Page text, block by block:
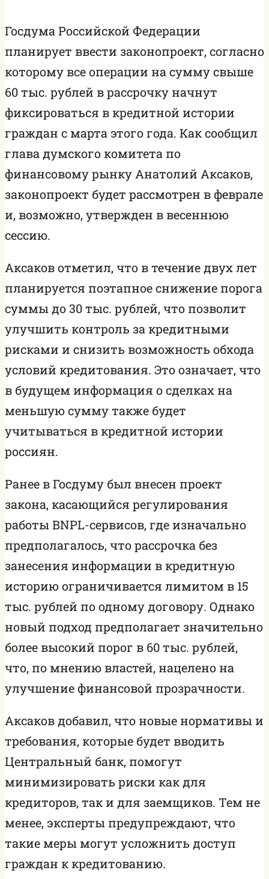
Госдума Российской Федерации
планирует ввести законопроект, согласно
которому все операции на сумму свыше
60 тыс. рублей в рассрочку начнут
фиксироваться в кредитной истории
граждан с марта этого года. Как сообщил
глава думского комитета по
финансовому рынку Анатолий Аксаков,
законопроект будет рассмотрен в феврале
и, возможно, утвержден в весеннюю
сессию.
Аксаков отметил, что в течение двух лет
планируется поэтапное снижение порога
суммы до 30 тыс. рублей, что позволит
улучшить контроль за кредитными
рисками и снизить возможность обхода
условий кредитования. Это означает, что
в будущем информация о сделках на
меньшую сумму также будет
учитываться в кредитной истории
россиян.
Ранее в Госдуму был внесен проект
закона, касающийся регулирования
работы BNPL-сервисов, где изначально
предполагалось, что рассрочка без
занесения информации в кредитную
историю ограничивается лимитом в 15
тыс. рублей по одному договору. Однако
новый подход предполагает значительно
более высокий порог в 60 тыс. рублей,
что, по мнению властей, нацелено на
улучшение финансовой прозрачности.
Аксаков добавил, что новые нормативы и
требования, которые будет вводить
Центральный банк, помогут
минимизировать риски как для
кредиторов, так и для заемщиков. Тем не
менее, эксперты предупреждают, что
такие меры могут усложнить доступ
граждан к кредитованию.